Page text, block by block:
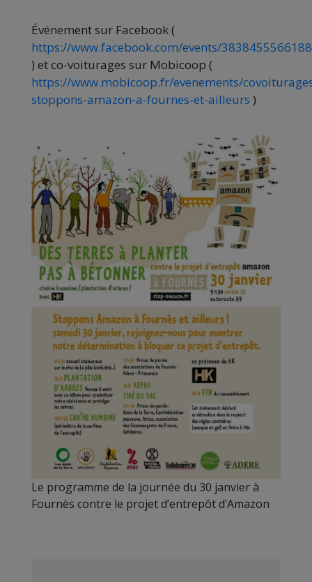
Événement sur Facebook (
https://www.facebook.com/events/
) et co-voiturages sur Mobicoop (
https://www.mobicoop.fr/evenements/
stoppons-amazon-a-fournes-et-ailleurs )
Le programme de la journée du 30 janvier à
Fournès contre le projet d’entrepôt d’Amazon